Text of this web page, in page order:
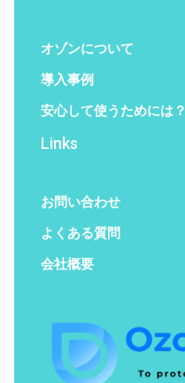
オゾンについて
導入事例
安心して使うためには？
Links
お問い合わせ
よくある質問
会社概要